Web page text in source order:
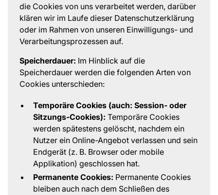
die Cookies von uns verarbeitet werden, darüber
klären wir im Laufe dieser Datenschutzerklärung
oder im Rahmen von unseren Einwilligungs- und
Verarbeitungsprozessen auf.
Speicherdauer: Im Hinblick auf die
Speicherdauer werden die folgenden Arten von
Cookies unterschieden:
Temporäre Cookies (auch: Session- oder
Sitzungs-Cookies): Temporäre Cookies
werden spätestens gelöscht, nachdem ein
Nutzer ein Online-Angebot verlassen und sein
Endgerät (z. B. Browser oder mobile
Applikation) geschlossen hat.
Permanente Cookies: Permanente Cookies
bleiben auch nach dem Schließen des